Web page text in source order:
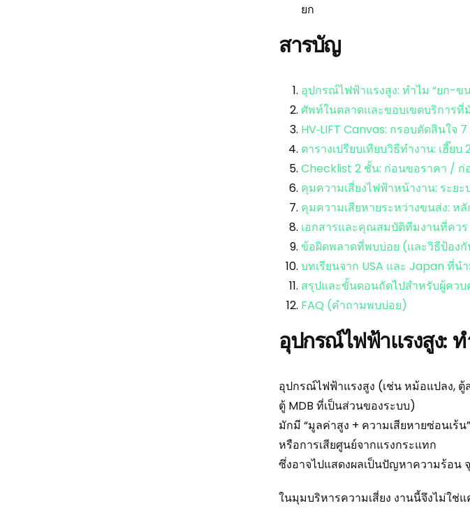
ยก
สารบัญ
อุปกรณ์ไฟฟ้าแรงสูง: ทำไม “ยก-ข
ศัพท์ในตลาดและขอบเขตบริการที่
HV‑LIFT Canvas: กรอบตัดสินใจ
ตารางเปรียบเทียบวิธีทำงาน: เฮี๊ยบ
Checklist 2 ชั้น: ก่อนขอราคา / ก่
คุมความเสี่ยงไฟฟ้าหน้างาน: ระยะ
คุมความเสียหายระหว่างขนส่ง: ห
เอกสารและคุณสมบัติทีมงานที่ควร
ข้อผิดพลาดที่พบบ่อย (และวิธีป้อง
บทเรียนจาก USA และ Japan ที่
สรุปและขั้นตอนถัดไปสำหรับผู้คว
FAQ (คำถามพบบ่อย)
อุปกรณ์ไฟฟ้าแรงสูง:
อุปกรณ์ไฟฟ้าแรงสูง (เช่น หม้อแปลง, ตู้
ตู้ MDB ที่เป็นส่วนของระบบ)
มักมี “มูลค่าสูง + ความเสียหายซ่อนเร้
หรือการเสียศูนย์จากแรงกระแทก
ซึ่งอาจไปแสดงผลเป็นปัญหาความร้อน
ในมุมบริหารความเสี่ยง งานนี้จึงไม่ใช่